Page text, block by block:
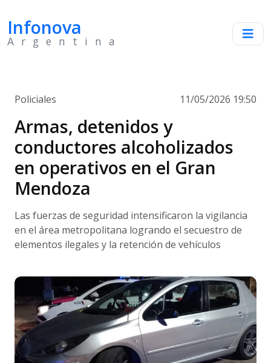
Infonova
Argentina
Policiales 11/05/2026 19:50
Armas, detenidos y
conductores alcoholizados
en operativos en el Gran
Mendoza
Las fuerzas de seguridad intensificaron la vigilancia
en el área metropolitana logrando el secuestro de
elementos ilegales y la retención de vehículos